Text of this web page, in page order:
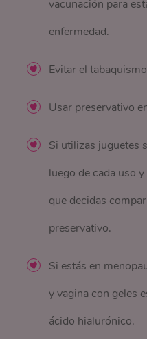
vacunación para
enfermedad.
Evitar el
Usar preservativo
Si utilizas juguetes
luego de cada uso
que decidas
preservativo.
Si estás en
y vagina con geles
ácido hialurónico.